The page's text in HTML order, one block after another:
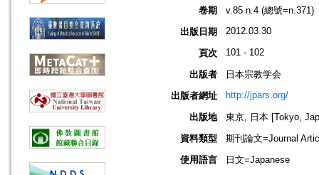
卷期
v.85 n.4 (總號=n.371)
出版日期
2012.03.30
頁次 101 - 102
出版者
日本宗教学会
出版者網址
http://jpars.org/
出版地
東京, 日本 [Tokyo,
資料類型
期刊論文=Journal
使用語言
日文=Japanese